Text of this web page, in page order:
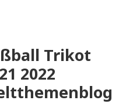
Trikot
2022